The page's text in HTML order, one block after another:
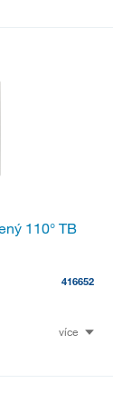
110° TB
416652
více